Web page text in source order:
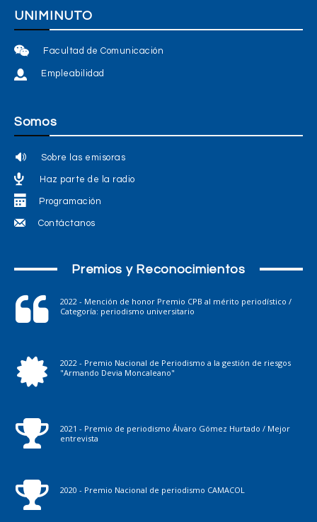
UNIMINUTO
Facultad de Comunicación
Empleabilidad
Somos
Sobre las emisoras
Haz parte de la radio
Programación
Contáctanos
Premios y Reconocimientos
2022 - Mención de honor Premio CPB al mérito periodístico /
Categoría: periodismo universitario
2022 - Premio Nacional de Periodismo a la gestión de riesgos
"Armando Devia Moncaleano"
2021 - Premio de periodismo Álvaro Gómez Hurtado / Mejor
entrevista
2020 - Premio Nacional de periodismo CAMACOL